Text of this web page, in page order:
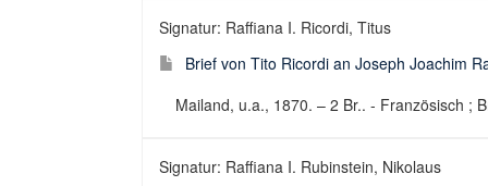
Signatur: Raffiana I. Ricordi, Titus
Brief von Tito Ricordi an Joseph Joachim
Mailand, u.a., 1870. – 2 Br.. - Französisch ;
Signatur: Raffiana I. Rubinstein, Nikolaus